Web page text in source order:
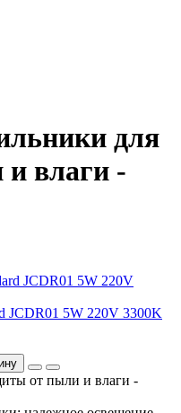
для
влаги -
JCDR01 5W 220V 3300K